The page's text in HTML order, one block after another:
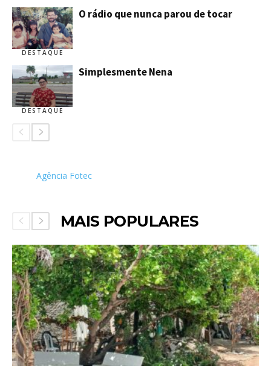
DESTAQUE
O rádio que nunca parou de tocar
DESTAQUE
Simplesmente Nena
Agência Fotec
MAIS POPULARES